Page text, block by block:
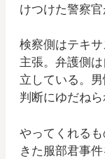
けつけた警察
検察側はテキ
主張。弁護側
立している。
判断にゆだねら
やってくれる
きた服部君事